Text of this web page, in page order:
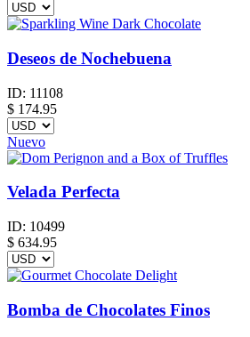
Deseos de Nochebuena
ID: 11108
$ 174.95
Nuevo
Velada Perfecta
ID: 10499
$ 634.95
Bomba de Chocolates Finos